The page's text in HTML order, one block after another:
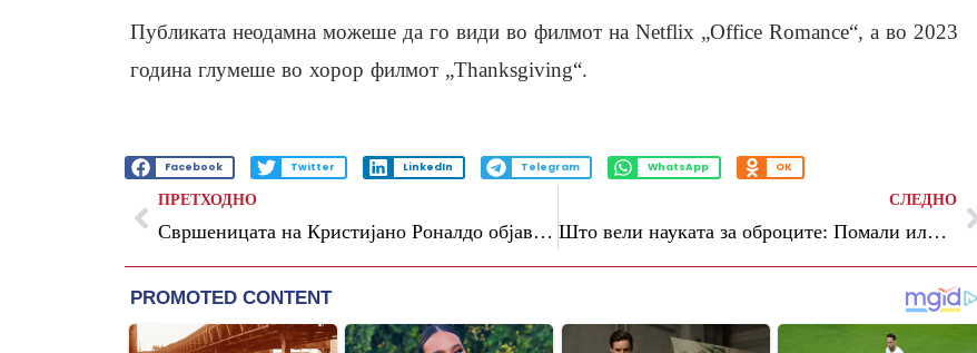
Публиката неодамна можеше да го види во филмот на Netflix „Office Romance“, а во 2023
година глумеше во хорор филмот „Thanksgiving“.
Facebook Twitter LinkedIn Telegram WhatsApp OK
ПРЕТХОДНО
Свршеницата на Кристијано Роналдо објави кратка порака по елиминацијата од Светското првенство
СЛЕДНО
Што вели науката за оброците: Помали или помалку големи оброци?